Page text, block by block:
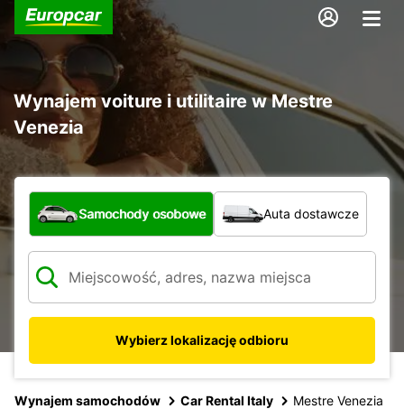
Wynajem voiture i utilitaire w Mestre
Venezia
Jaki typ pojazdu?
Samochody osobowe Auta dostawcze
Wybierz lokalizację odbioru
Wynajem samochodów Car Rental Italy Mestre Venezia